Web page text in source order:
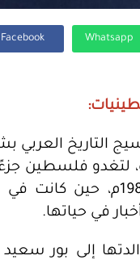
Facebook
التاريخ العربي
فلسطين جزءًا
الفلسطينيين بعينيها
في حياتها.
إلى بور سعيد